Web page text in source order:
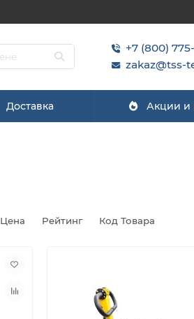
+7 (800)
zakaz@tss-
Доставка Акции и
Цена Рейтинг Код Товара